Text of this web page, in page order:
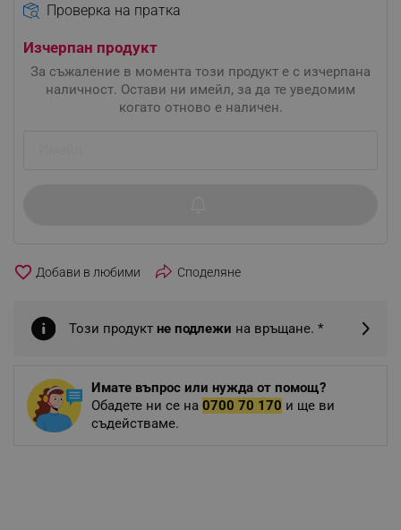
Проверка на пратка
Изчерпан продукт
За съжаление в момента този продукт е с изчерпана
наличност. Остави ни имейл, за да те уведомим
когато отново е наличен.
favorite_border Споделяне
Този продукт не подлежи на връщане. *
Имате въпрос или нужда от помощ?
Обадете ни се на 0700 70 170 и ще ви
съдействаме.